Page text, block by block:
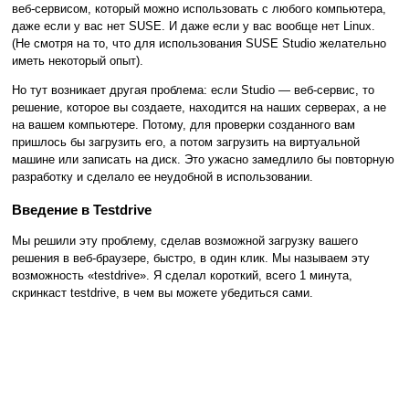
веб-сервисом, который можно использовать с любого компьютера,
даже если у вас нет SUSE. И даже если у вас вообще нет Linux.
(Не смотря на то, что для использования SUSE Studio желательно
иметь некоторый опыт).
Но тут возникает другая проблема: если Studio — веб-сервис, то
решение, которое вы создаете, находится на наших серверах, а не
на вашем компьютере. Потому, для проверки созданного вам
пришлось бы загрузить его, а потом загрузить на виртуальной
машине или записать на диск. Это ужасно замедлило бы повторную
разработку и сделало ее неудобной в использовании.
Введение в Testdrive
Мы решили эту проблему, сделав возможной загрузку вашего
решения в веб-браузере, быстро, в один клик. Мы называем эту
возможность «testdrive». Я сделал короткий, всего 1 минута,
скринкаст testdrive, в чем вы можете убедиться сами.